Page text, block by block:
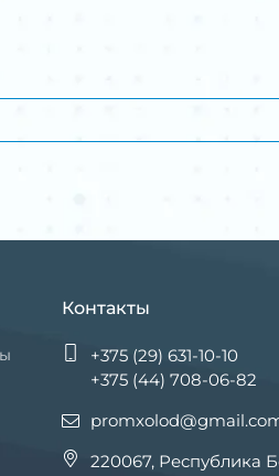
Контакты
+375 (29) 631-10-10
+375 (44) 708-06-82
220067, Республика